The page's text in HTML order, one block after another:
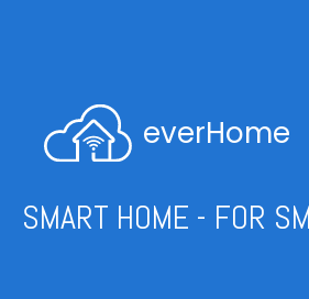
everHome
SMART HOME - FOR